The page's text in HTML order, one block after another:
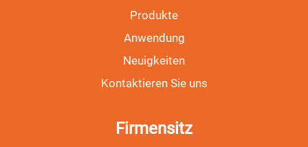
Produkte
Anwendung
Neuigkeiten
Kontaktieren Sie uns
Firmensitz